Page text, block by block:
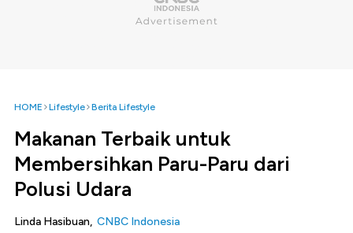
HOME Lifestyle Berita Lifestyle
Makanan Terbaik untuk
Membersihkan Paru-Paru dari
Polusi Udara
Linda Hasibuan, CNBC Indonesia